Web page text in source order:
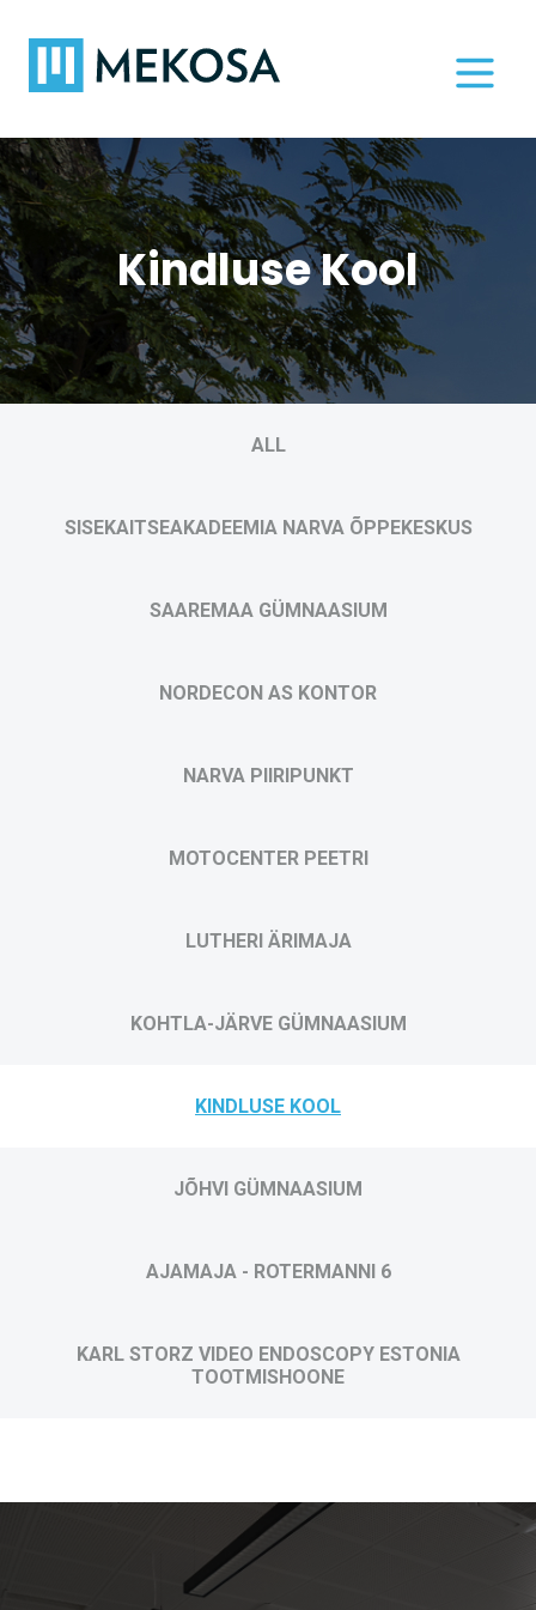
Kindluse Kool
ALL
SISEKAITSEAKADEEMIA NARVA ÕPPEKESKUS
SAAREMAA GÜMNAASIUM
NORDECON AS KONTOR
NARVA PIIRIPUNKT
MOTOCENTER PEETRI
LUTHERI ÄRIMAJA
KOHTLA-JÄRVE GÜMNAASIUM
KINDLUSE KOOL
JÕHVI GÜMNAASIUM
AJAMAJA - ROTERMANNI 6
KARL STORZ VIDEO ENDOSCOPY ESTONIA
TOOTMISHOONE